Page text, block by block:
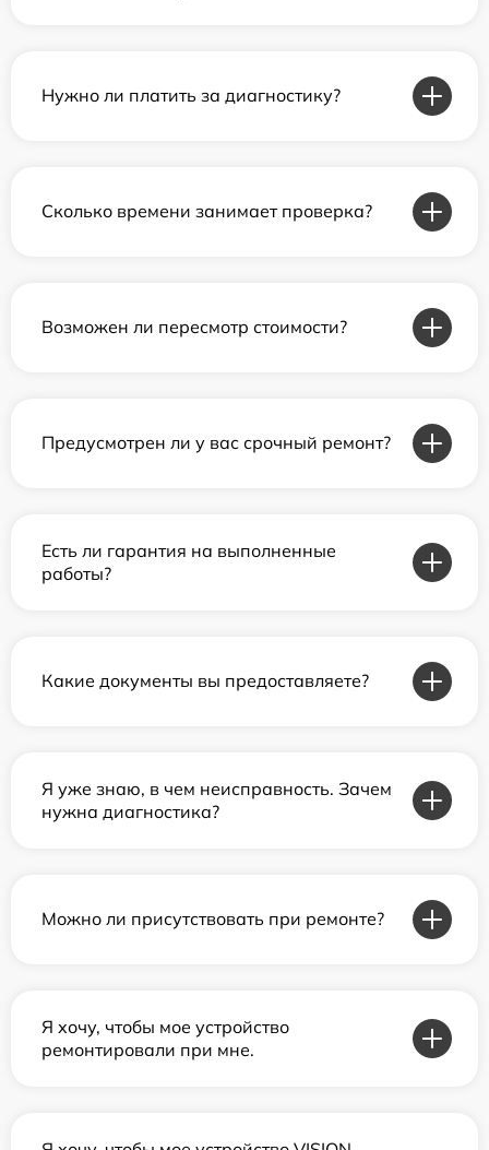
Нужно ли платить за диагностику?
Сколько времени занимает проверка?
Возможен ли пересмотр стоимости?
Предусмотрен ли у вас срочный ремонт?
Есть ли гарантия на выполненные
работы?
Какие документы вы предоставляете?
Я уже знаю, в чем неисправность. Зачем
нужна диагностика?
Можно ли присутствовать при ремонте?
Я хочу, чтобы мое устройство
ремонтировали при мне.